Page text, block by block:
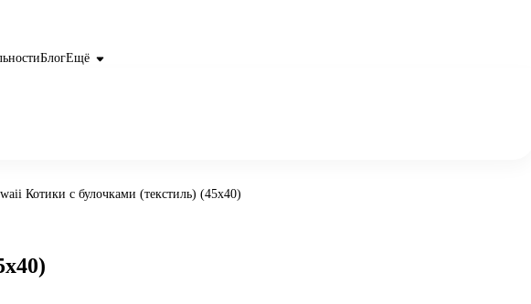
БлогЕщё
Котики с булочками (текстиль) (45х40)